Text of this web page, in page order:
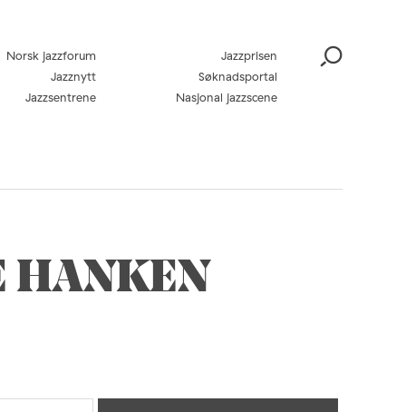
Norsk jazzforum
Jazzprisen
Jazznytt
Søknadsportal
Jazzsentrene
Nasjonal jazzscene
HANKEN